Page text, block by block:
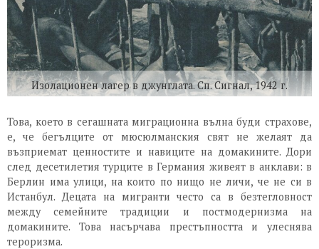
Изолационен лагер в джунглата. Сп. Сигнал, 1942 г.
Това, което в сегашната миграционна вълна буди страхове,
е, че бегълците от мюсюлманския свят не желаят да
възприемат ценностите и навиците на домакините. Дори
след десетилетия турците в Германия живеят в анклави: в
Берлин има улици, на които по нищо не личи, че не си в
Истанбул. Децата на мигранти често са в безтегловност
между семейните традиции и постмодернизма на
домакините. Това насърчава престъпността и улеснява
тероризма.